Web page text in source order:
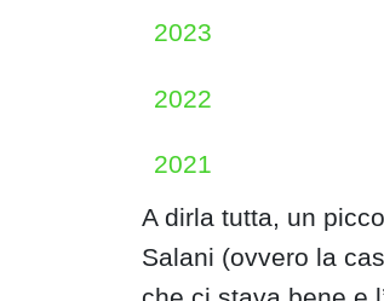
2023
2022
2021
A dirla tutta, un
Salani (ovvero la